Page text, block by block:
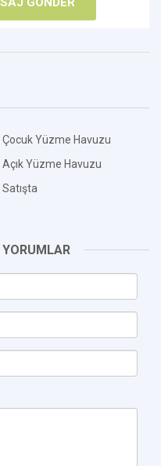
Çocuk Yüzme Havuzu
Açık Yüzme Havuzu
Satışta